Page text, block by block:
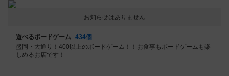
お知らせはありません
遊べるボードゲーム 434個
盛岡・大通り！400以上のボードゲーム！！お食事もボードゲームも楽
しめるお店です！